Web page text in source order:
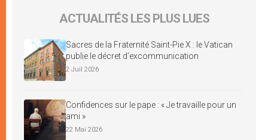
ACTUALITÉS LES PLUS LUES
Sacres de la Fraternité Saint-Pie X : le Vatican
publie le décret d’excommunication
2 Juil 2026
Confidences sur le pape : « Je travaille pour un
ami »
22 Mai 2026